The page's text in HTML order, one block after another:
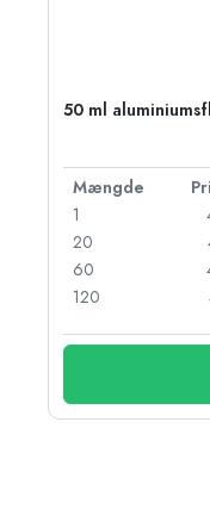
50 ml
Mængde
1
20
60
120